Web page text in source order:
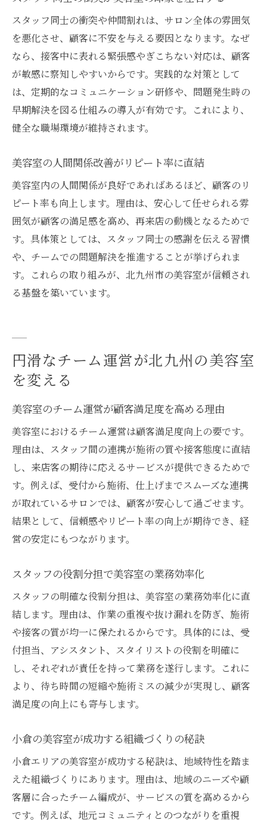
スタッフ同士の衝突や仲間割れは、サロン全体の雰囲気
を悪化させ、顧客に不安を与える要因となります。なぜ
なら、接客中に表れる緊張感やぎこちない対応は、顧客
が敏感に察知しやすいからです。実践的な対策として
は、定期的なコミュニケーション研修や、問題発生時の
早期解決を図る仕組みの導入が有効です。これにより、
健全な職場環境が維持されます。
美容室の人間関係改善がリピート率に直結
美容室内の人間関係が良好であればあるほど、顧客のリ
ピート率も向上します。理由は、安心して任せられる雰
囲気が顧客の満足感を高め、再来店の動機となるためで
す。具体策としては、スタッフ同士の感謝を伝える習慣
や、チームでの問題解決を推進することが挙げられま
す。これらの取り組みが、北九州市の美容室が信頼され
る基盤を築いています。
円滑なチーム運営が北九州の美容室
を変える
美容室のチーム運営が顧客満足度を高める理由
美容室におけるチーム運営は顧客満足度向上の要です。
理由は、スタッフ間の連携が施術の質や接客態度に直結
し、来店客の期待に応えるサービスが提供できるためで
す。例えば、受付から施術、仕上げまでスムーズな連携
が取れているサロンでは、顧客が安心して過ごせます。
結果として、信頼感やリピート率の向上が期待でき、経
営の安定にもつながります。
スタッフの役割分担で美容室の業務効率化
スタッフの明確な役割分担は、美容室の業務効率化に直
結します。理由は、作業の重複や抜け漏れを防ぎ、施術
や接客の質が均一に保たれるからです。具体的には、受
付担当、アシスタント、スタイリストの役割を明確に
し、それぞれが責任を持って業務を遂行します。これに
より、待ち時間の短縮や施術ミスの減少が実現し、顧客
満足度の向上にも寄与します。
小倉の美容室が成功する組織づくりの秘訣
小倉エリアの美容室が成功する秘訣は、地域特性を踏ま
えた組織づくりにあります。理由は、地域のニーズや顧
客層に合ったチーム編成が、サービスの質を高めるから
です。例えば、地元コミュニティとのつながりを重視